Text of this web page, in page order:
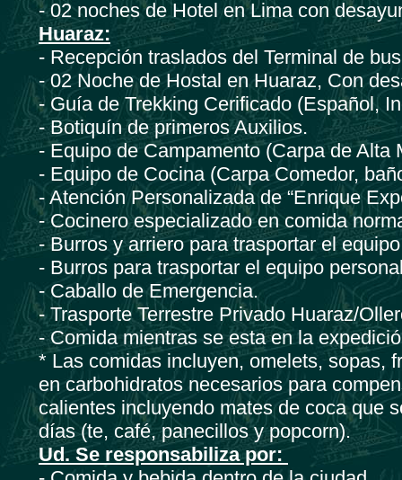
- 02 noches de Hotel en Lima con
Huaraz:
- Recepción traslados del Terminal de
- 02 Noche de Hostal en Huaraz, Con
- Guía de Trekking Cerificado (Español,
- Botiquín de primeros Auxilios.
- Equipo de Campamento (Carpa de
- Equipo de Cocina (Carpa Comedor,
- Atención Personalizada de “Enrique
- Cocinero especializado en comida
- Burros y arriero para trasportar el
- Burros para trasportar el equipo
- Caballo de Emergencia.
- Trasporte Terrestre Privado Huaraz/
- Comida mientras se esta en la
* Las comidas incluyen, omelets, sopas,
en carbohidratos necesarios para
calientes incluyendo mates de coca que
días (te, café, panecillos y popcorn).
Ud. Se responsabiliza por: